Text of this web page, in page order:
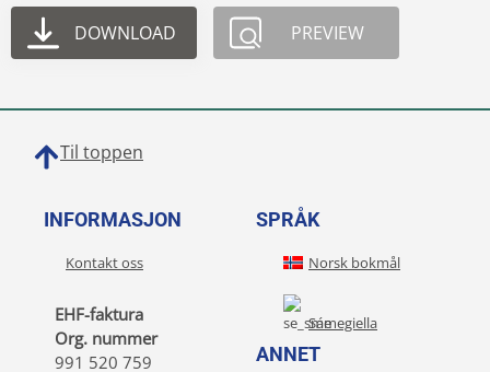
DOWNLOAD PREVIEW
Til toppen
INFORMASJON
Kontakt oss
EHF-faktura
Org. nummer
991 520 759
SPRÅK
Norsk bokmål
Sámegiella
ANNET